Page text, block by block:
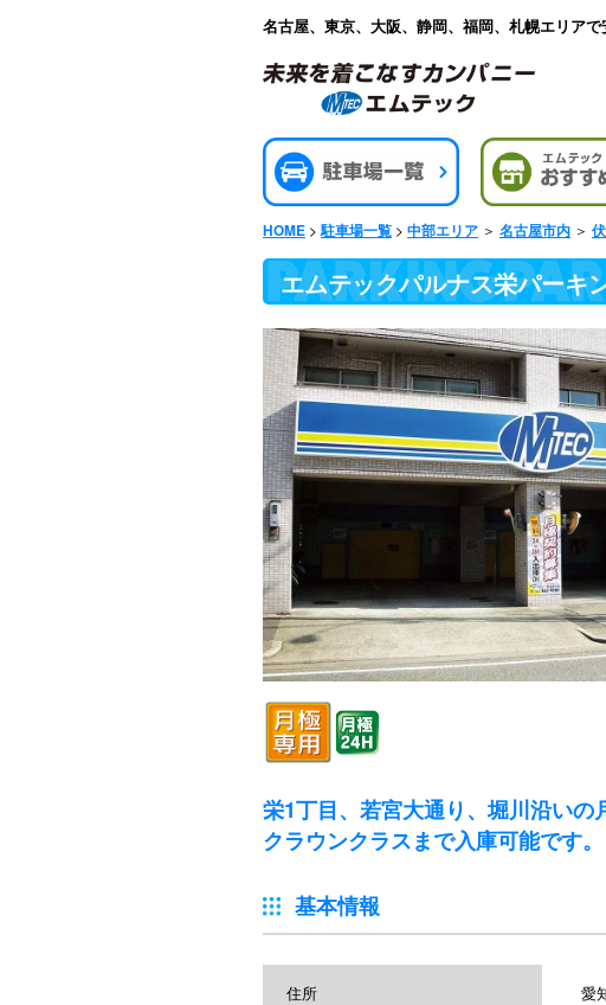
名古屋、東京、大阪、静岡、福岡、札幌エリア
HOME > 駐車場一覧 > 中部エリア ＞ 名古屋市内 ＞
エムテックパルナス栄パーキ
栄1丁目、若宮大通り、堀川沿いの
クラウンクラスまで入庫可能です。
基本情報
住所 愛